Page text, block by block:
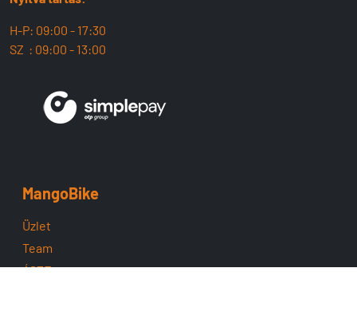
H-P: 09:00 - 17:30
SZ : 09:00 - 13:00
MangoBike
Üzlet
Team
ÁSZF